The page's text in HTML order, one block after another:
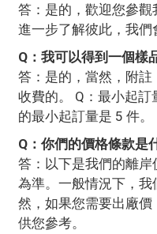
答：是的，歡迎您參
進一步了解彼此，我們
Q：我可以得到一個樣
答：是的，當然，附
收費的。 Q：最小起
的最小起訂量是 5 件。
Q：你們的價格條款是
答：以下是我們的離
為準。一般情況下，
然，如果您需要出廠
供您參考。